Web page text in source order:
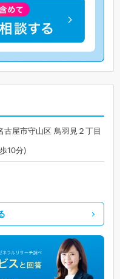
屋市守山区 鳥羽見２丁目
10分)